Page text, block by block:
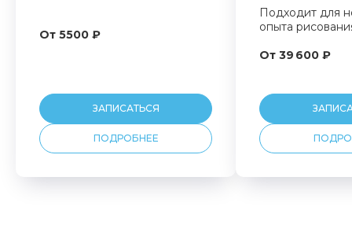
От 5500 ₽
ЗАПИСАТЬСЯ
ПОДРОБНЕЕ
Подходит для
опыта
От 39 600 ₽